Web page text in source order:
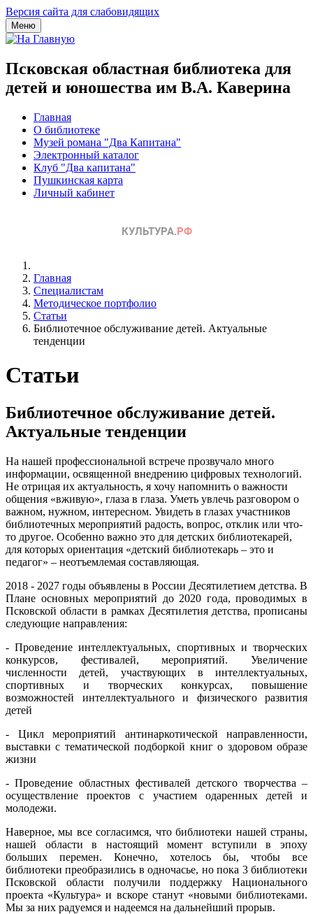
Версия сайта для слабовидящих
Меню
Псковская областная библиотека для
детей и юношества им В.А. Каверина
Главная
О библиотеке
Музей романа "Два Капитана"
Электронный каталог
Клуб "Два капитана"
Пушкинская карта
Личный кабинет
Главная
Специалистам
Методическое портфолио
Статьи
Библиотечное обслуживание детей. Актуальные
тенденции
Статьи
Библиотечное обслуживание детей.
Актуальные тенденции
На нашей профессиональной встрече прозвучало много
информации, освященной внедрению цифровых технологий.
Не отрицая их актуальность, я хочу напомнить о важности
общения «вживую», глаза в глаза. Уметь увлечь разговором о
важном, нужном, интересном. Увидеть в глазах участников
библиотечных мероприятий радость, вопрос, отклик или что-
то другое. Особенно важно это для детских библиотекарей,
для которых ориентация «детский библиотекарь – это и
педагог» – неотъемлемая составляющая.
2018 - 2027 годы объявлены в России Десятилетием детства. В
Плане основных мероприятий до 2020 года, проводимых в
Псковской области в рамках Десятилетия детства, прописаны
следующие направления:
- Проведение интеллектуальных, спортивных и творческих
конкурсов, фестивалей, мероприятий. Увеличение
численности детей, участвующих в интеллектуальных,
спортивных и творческих конкурсах, повышение
возможностей интеллектуального и физического развития
детей
- Цикл мероприятий антинаркотической направленности,
выставки с тематической подборкой книг о здоровом образе
жизни
- Проведение областных фестивалей детского творчества –
осуществление проектов с участием одаренных детей и
молодежи.
Наверное, мы все согласимся, что библиотеки нашей страны,
нашей области в настоящий момент вступили в эпоху
больших перемен. Конечно, хотелось бы, чтобы все
библиотеки преобразились в одночасье, но пока 3 библиотеки
Псковской области получили поддержку Национального
проекта «Культура» и вскоре станут «новыми библиотеками.
Мы за них радуемся и надеемся на дальнейший прорыв.